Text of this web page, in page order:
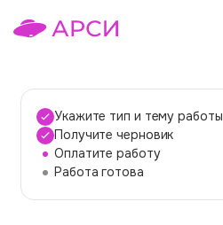
Темы работ
О сервисе
Укажите тип и тему работы
Получите черновик
Оплатите работу
Работа готова